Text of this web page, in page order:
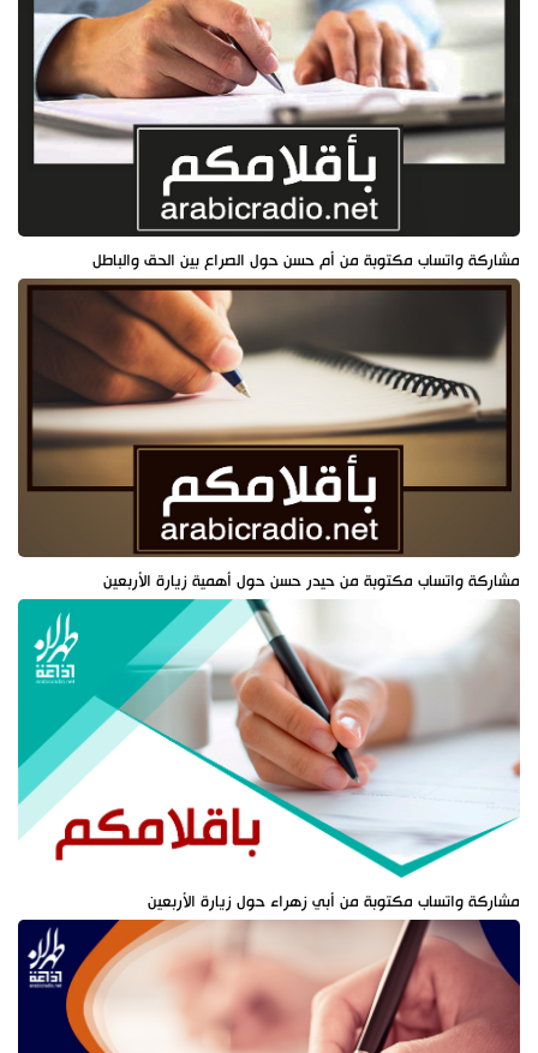
مشاركة واتساب مكتوبة من أم حسن حول الصراع بين الحق والباطل
مشاركة واتساب مكتوبة من حيدر حسن حول أهمية زيارة الأربعين
مشاركة واتساب مكتوبة من أبي زهراء حول زيارة الأربعين